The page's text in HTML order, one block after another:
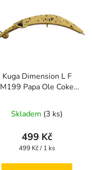
Kuga Dimension L F
M199 Papa Ole Coke
Skladem (3 ks)
499 Kč
Měrná
499 Kč / 1 ks